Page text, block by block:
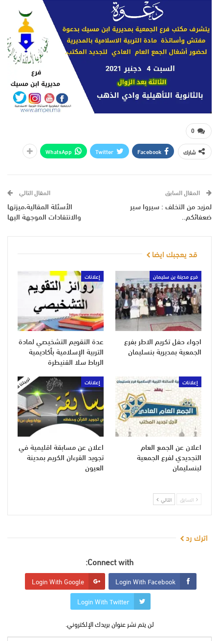
0
شارك Facebook
Twitter
WhatsApp
المقال السابق
لمزيد من التخلف : سيروا سير
ضعفائكم..
المقال التالي
الأسئلة المقالية،ميزتها
والانتقادات الموجهة اليها
قد يعجبك ايضا
فرع مدينة بن سليمان
اجواء حفل تكريم الاطر بفرع
الجمعية بمديرية بنسليمان
إعلانات
عدة التقويم التشخيصي لمادة
التربية الإسلامية بأكاديمية
الرباط سلا القنيطرة
إعلانات
اعلان عن الجمع العام
التجديدي لفرع الجمعية
لبنسليمان
إعلانات
اعلان عن مسابقة اقليمية في
تجويد القرءان الكريم بمدينة
العيون
السابق التالي
اترك رد
Connect with:
Login With Facebook
Login With Google
Login With Twitter
لن يتم نشر عنوان بريدك الإلكتروني.